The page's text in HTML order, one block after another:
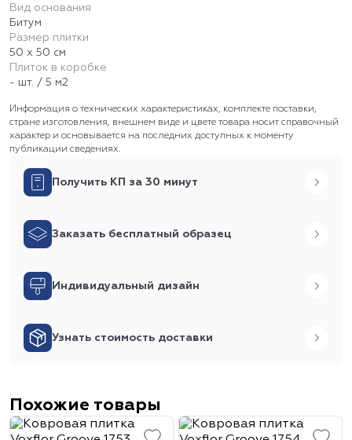
Вид основания
Битум
Размер плитки
50 х 50 см
Плиток в коробке
- шт. / 5 м2
Информация о технических характеристиках, комплекте поставки,
стране изготовления, внешнем виде и цвете товара носит справочный
характер и основывается на последних доступных к моменту
публикации сведениях.
Получить КП за 30 минут
Заказать бесплатный образец
Индивидуальный дизайн
Узнать стоимость доставки
Похожие товары